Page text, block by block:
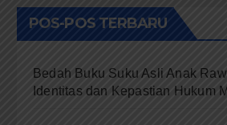
POS-POS TERBARU
Bedah Buku Suku Asli Anak
Identitas dan Kepastian Hukum